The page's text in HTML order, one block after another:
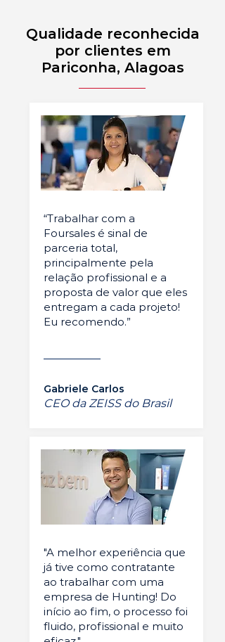
Qualidade reconhecida
por clientes em
Pariconha, Alagoas
“Trabalhar com a
Foursales é sinal de
parceria total,
principalmente pela
relação profissional e a
proposta de valor que eles
entregam a cada projeto!
Eu recomendo.”
Gabriele Carlos
CEO da ZEISS do Brasil
"A melhor experiência que
já tive como contratante
ao trabalhar com uma
empresa de Hunting! Do
início ao fim, o processo foi
fluido, profissional e muito